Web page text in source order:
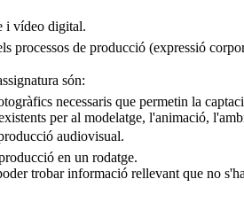
i vídeo digital.
processos de producció (expressió
són:
necessaris que permetin la
per al modelatge, l'animació,
audiovisual.
en un rodatge.
trobar informació rellevant que no